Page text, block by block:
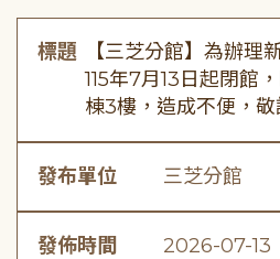
標題
【三芝分館】為辦理
115年7月13日起閉館
棟3樓，造成不便，敬
發布單位 三芝分館
發佈時間 2026-07-13